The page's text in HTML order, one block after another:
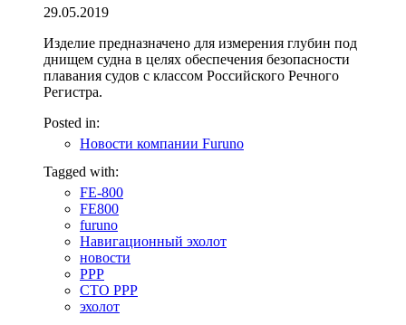
29.05.2019
Изделие предназначено для измерения глубин под
днищем судна в целях обеспечения безопасности
плавания судов с классом Российского Речного
Регистра.
Posted in:
Новости компании Furuno
Tagged with:
FE-800
FE800
furuno
Навигационный эхолот
новости
РРР
СТО РРР
эхолот